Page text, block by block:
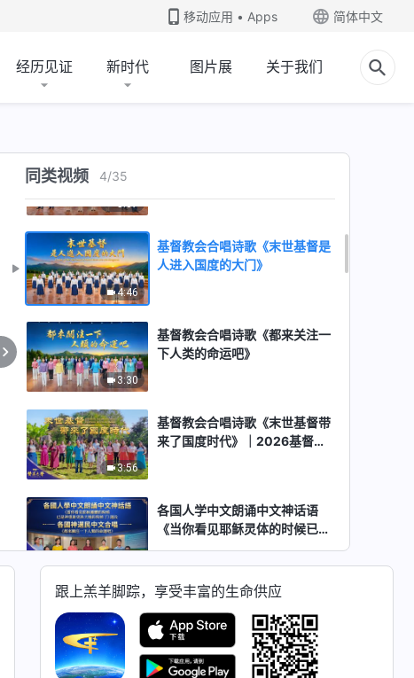
移动应用 • Apps 简体中文
经历见证 新时代 图片展 关于我们
同类视频 4/35
基督教会合唱诗歌《因着神的拣
5:07
基督教会合唱诗歌《只有神才有
4:46
基督教会合唱诗歌《末世基督是
人进入国度的大门》
3:30
基督教会合唱诗歌《都来关注一
下人类的命运吧》
3:56
基督教会合唱诗歌《末世基督带
来了国度时代》｜2026基督教
各国人学中文朗诵中文神话语
《当你看见耶稣灵体的时候已是
神重新更换天地的时候了》选
段 合唱《都来关注一下人类的
命运吧》｜2026基督教会综艺
汇演《赞美之声》
各国神选民中文合唱《只有神才
有生命的道》｜2026基督教会
综艺汇演《赞美之声》
跟上羔羊脚踪，享受丰富的生命供应